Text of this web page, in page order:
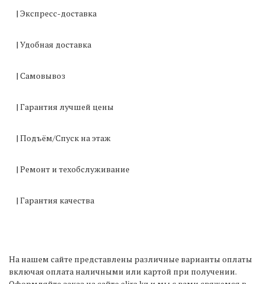
| Экспресс-доставка
| Удобная доставка
| Самовывоз
| Гарантия лучшей цены
| Подъём/Спуск на этаж
| Ремонт и техобслуживание
| Гарантия качества
На нашем сайте представлены различные варианты оплаты
включая оплата наличными или картой при получении.